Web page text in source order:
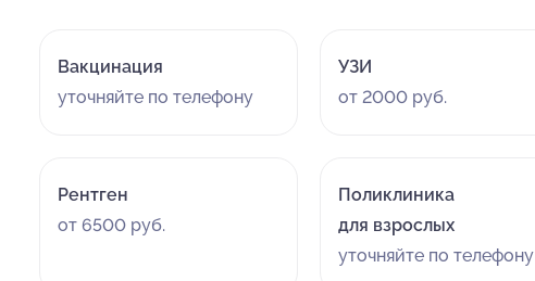
Вакцинация
уточняйте по телефону
УЗИ
от 2000 руб.
Рентген
от 6500 руб.
Поликлиника
для взрослых
уточняйте по телефону